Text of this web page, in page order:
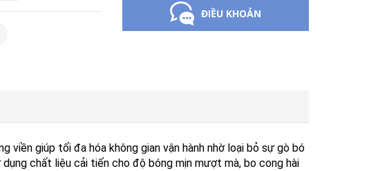
ĐIỀU KHOẢN
viền giúp tối đa hóa không gian vận hành nhờ loại bỏ sự gò bó
chất liệu cải tiến cho độ bóng mịn mượt mà, bo cong hài